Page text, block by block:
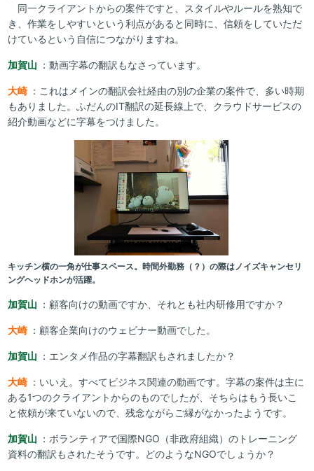
同一クライアントからの案件ですと、スタイルやルールを熟知で
き、作業をしやすいという利点があると同時に、信頼をしていただ
けているという自信につながりますね。
加賀山 ：動画字幕の翻訳もなさっています。
大崎 ：これはメインの翻訳会社経由の別の企業の案件で、多い時期
もありました。ふだんのIT翻訳の延長線上で、クラウドサービスの
紹介動画などに字幕をつけました。
キッチン横の一角が仕事スペース。時間外勤務（？）の際はノイズキャンセリ
ングヘッドホンが活躍。
加賀山 ：顧客向けの動画ですか、それとも社内研修用ですか？
大崎 ：顧客企業向けのウェビナー動画でした。
加賀山 ：エンタメ作品の字幕翻訳もされましたか？
大崎 ：いいえ。すべてビジネス関連の動画です。字幕の案件は主に
ある1つのクライアントからのものでしたが、そちらはもう長いこ
と依頼が来ていないので、残念ながらご縁がなかったようです。
加賀山 ：ボランティアで国際NGO（非政府組織）のトレーニング
資料の翻訳もされたそうです。どのようなNGOでしょうか？